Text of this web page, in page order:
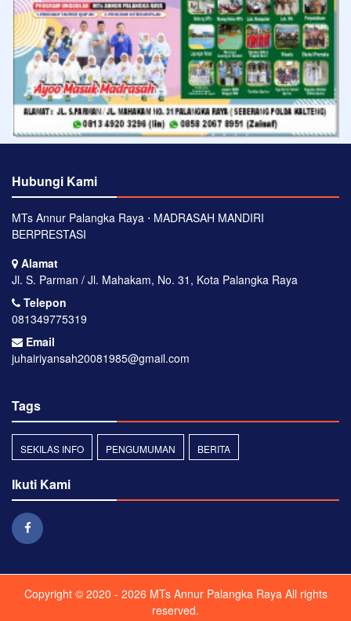
Hubungi Kami
MTs Annur Palangka Raya ⋅ MADRASAH MANDIRI
BERPRESTASI
Alamat
Jl. S. Parman / Jl. Mahakam, No. 31, Kota Palangka Raya
Telepon
081349775319
Email
juhairiyansah20081985@gmail.com
Tags
SEKILAS INFO PENGUMUMAN BERITA
Ikuti Kami
Copyright © 2020 - 2026 MTs Annur Palangka RayaAll rights
reserved.